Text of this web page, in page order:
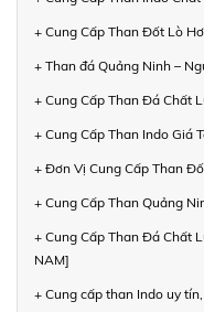
+ Cung Cấp Than Đốt Lò
+ Than đá Quảng Ninh –
+ Cung Cấp Than Đá Chất
+ Cung Cấp Than Indo Giá
+ Đơn Vị Cung Cấp Than
+ Cung Cấp Than Quảng
+ Cung Cấp Than Đá Chất
NAM]
+ Cung cấp than Indo uy